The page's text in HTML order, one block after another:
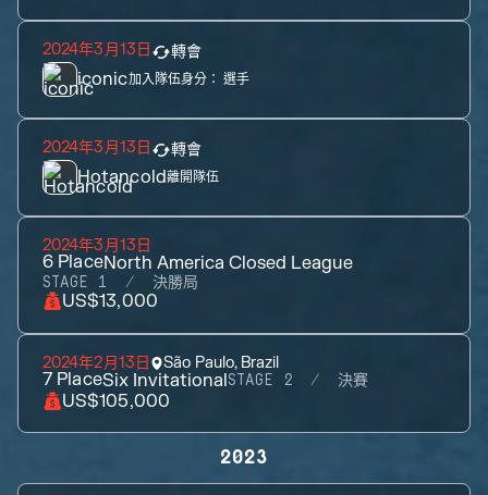
2024年3月13日 轉會
iconic加入隊伍身分： 選手
2024年3月13日 轉會
Hotancold離開隊伍
2024年3月13日
6 PlaceNorth America Closed League
STAGE 1 決勝局
US$13,000
2024年2月13日 São Paulo, Brazil
7 PlaceSix InvitationalSTAGE 2 決賽
US$105,000
2023